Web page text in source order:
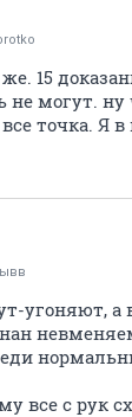
15
не могут.
точка. Я в
угоняют, а
все с рук